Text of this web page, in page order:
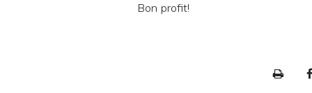
Bon profit!